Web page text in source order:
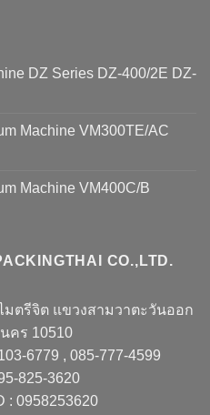
DZ Series DZ-400/2E DZ-
Machine VM300TE/AC
Machine VM400C/B
CO.,LTD.
มตรีจิต แขวงสามวาตะวันออก
คร 10510
6779 , 085-777-4599
825-3620
: 0958253620